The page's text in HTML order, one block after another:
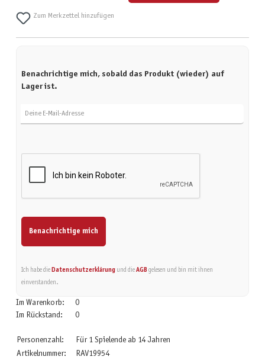
Zum Merkzettel hinzufügen
Benachrichtige mich, sobald das Produkt (wieder) auf
Lager ist.
Benachrichtige mich
Ich habe die Datenschutzerklärungund die AGBgelesen und bin mit ihnen
einverstanden.
Im Warenkorb:
0
Im Rückstand:
0
Personenzahl:
Für 1 Spielende ab 14 Jahren
Artikelnummer:
RAV19954